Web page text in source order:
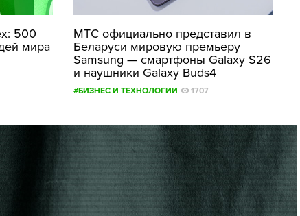
500
мира
МТС официально представил в
Беларуси мировую премьеру
Samsung — смартфоны Galaxy S26
и наушники Galaxy Buds4
#БИЗНЕС И ТЕХНОЛОГИИ 1707